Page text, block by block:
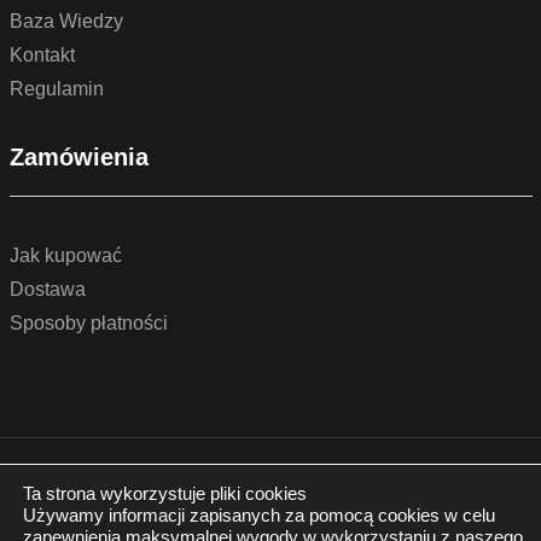
Baza Wiedzy
Kontakt
Regulamin
Zamówienia
Jak kupować
Dostawa
Sposoby płatności
© 2022 by podlogidrzwi.eu
Wszystkie prawa zastrzeżone
Realizacja:
Ta strona wykorzystuje pliki cookies
Używamy informacji zapisanych za pomocą cookies w celu